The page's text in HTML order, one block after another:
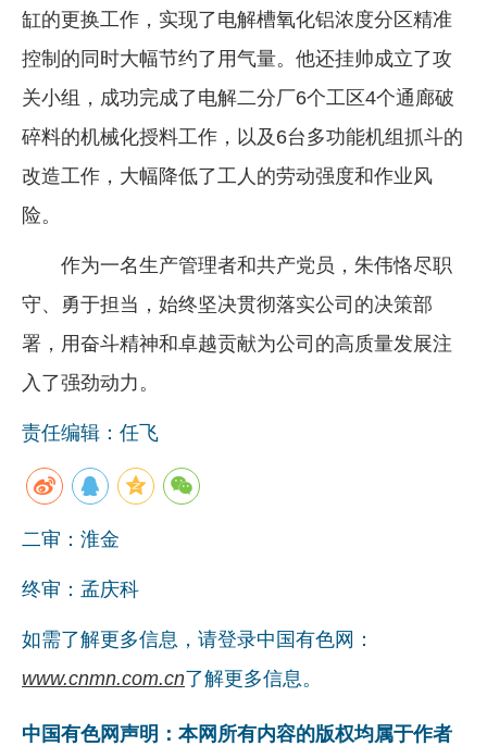
缸的更换工作，实现了电解槽氧化铝浓度分区精准
控制的同时大幅节约了用气量。他还挂帅成立了攻
关小组，成功完成了电解二分厂6个工区4个通廊破
碎料的机械化授料工作，以及6台多功能机组抓斗的
改造工作，大幅降低了工人的劳动强度和作业风
险。
作为一名生产管理者和共产党员，朱伟恪尽职
守、勇于担当，始终坚决贯彻落实公司的决策部
署，用奋斗精神和卓越贡献为公司的高质量发展注
入了强劲动力。
责任编辑：任飞
二审：淮金
终审：孟庆科
如需了解更多信息，请登录中国有色网：
www.cnmn.com.cn了解更多信息。
中国有色网声明：本网所有内容的版权均属于作者